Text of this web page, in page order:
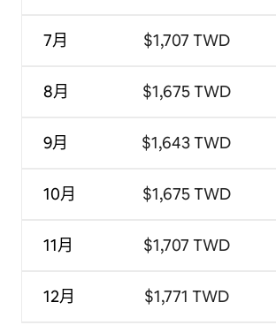
7月
8月
9月
10月
11月
12月
$1,707 TWD
$1,675 TWD
$1,643 TWD
$1,675 TWD
$1,707 TWD
$1,771 TWD